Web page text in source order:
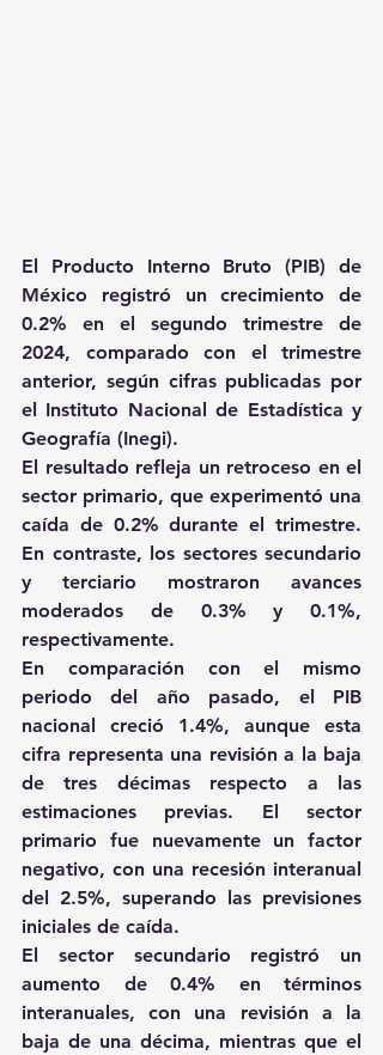
El Producto Interno Bruto (PIB) de
México registró un crecimiento de
0.2% en el segundo trimestre de
2024, comparado con el trimestre
anterior, según cifras publicadas por
el Instituto Nacional de Estadística y
Geografía (Inegi).
El resultado refleja un retroceso en el
sector primario, que experimentó una
caída de 0.2% durante el trimestre.
En contraste, los sectores secundario
y terciario mostraron avances
moderados de 0.3% y 0.1%,
respectivamente.
En comparación con el mismo
periodo del año pasado, el PIB
nacional creció 1.4%, aunque esta
cifra representa una revisión a la baja
de tres décimas respecto a las
estimaciones previas. El sector
primario fue nuevamente un factor
negativo, con una recesión interanual
del 2.5%, superando las previsiones
iniciales de caída.
El sector secundario registró un
aumento de 0.4% en términos
interanuales, con una revisión a la
baja de una décima, mientras que el